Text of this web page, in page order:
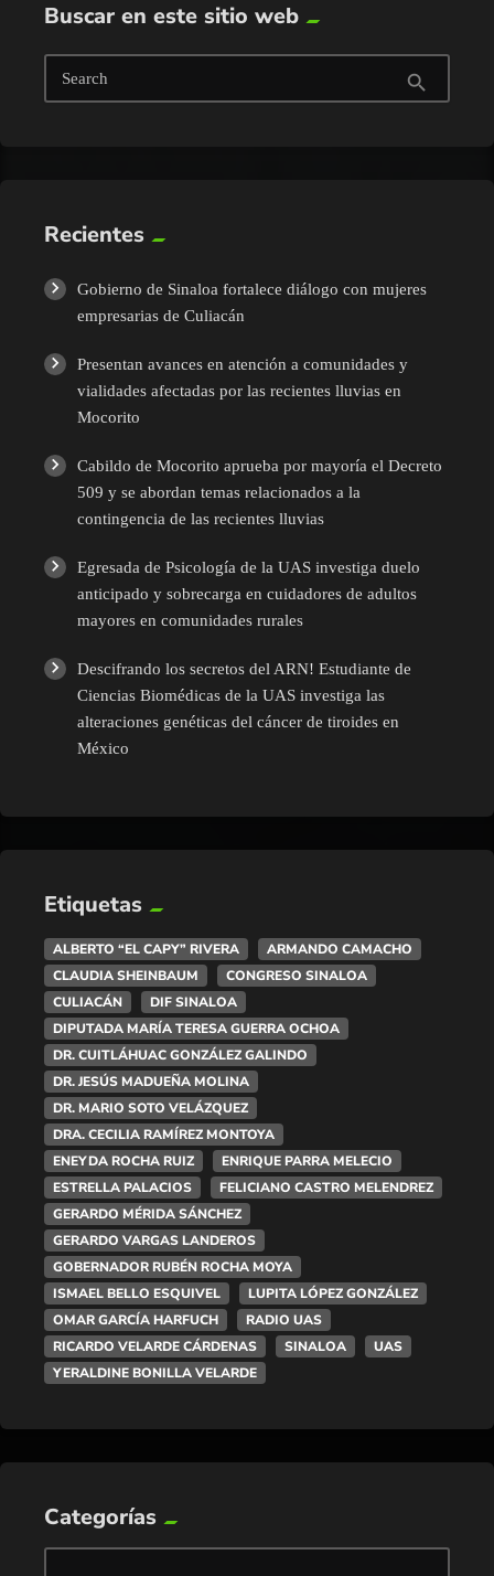
Buscar en este sitio web
Search search
Recientes
Gobierno de Sinaloa fortalece diálogo con mujeres
empresarias de Culiacán
Presentan avances en atención a comunidades y
vialidades afectadas por las recientes lluvias en
Mocorito
Cabildo de Mocorito aprueba por mayoría el Decreto
509 y se abordan temas relacionados a la
contingencia de las recientes lluvias
Egresada de Psicología de la UAS investiga duelo
anticipado y sobrecarga en cuidadores de adultos
mayores en comunidades rurales
Descifrando los secretos del ARN! Estudiante de
Ciencias Biomédicas de la UAS investiga las
alteraciones genéticas del cáncer de tiroides en
México
Etiquetas
ALBERTO “EL CAPY” RIVERA
ARMANDO CAMACHO
CLAUDIA SHEINBAUM
CONGRESO SINALOA
CULIACÁN
DIF SINALOA
DIPUTADA MARÍA TERESA GUERRA OCHOA
DR. CUITLÁHUAC GONZÁLEZ GALINDO
DR. JESÚS MADUEÑA MOLINA
DR. MARIO SOTO VELÁZQUEZ
DRA. CECILIA RAMÍREZ MONTOYA
ENEYDA ROCHA RUIZ
ENRIQUE PARRA MELECIO
ESTRELLA PALACIOS
FELICIANO CASTRO MELENDREZ
GERARDO MÉRIDA SÁNCHEZ
GERARDO VARGAS LANDEROS
GOBERNADOR RUBÉN ROCHA MOYA
ISMAEL BELLO ESQUIVEL
LUPITA LÓPEZ GONZÁLEZ
OMAR GARCÍA HARFUCH
RADIO UAS
RICARDO VELARDE CÁRDENAS
SINALOA
UAS
YERALDINE BONILLA VELARDE
Categorías